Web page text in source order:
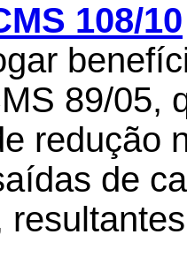
108/10
89/05,
redução
de